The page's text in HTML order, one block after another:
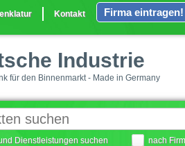
Kontakt Firma eintragen!
Industrie
für den Binnenmarkt - Made in Germany
Dienstleistungen suchen nach